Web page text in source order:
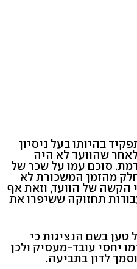
בהיותו בעל ניסיון
שהוועד לא היה
סוכם עמו על שכר של
מהזמן המשכורת לא
הקשה של הוועד, וזאת אף
תחזוקה ששיפרו את
טען בשם הנציגות כי
יחסי עובד-מעסיק ולכן
לדון בתביעה.